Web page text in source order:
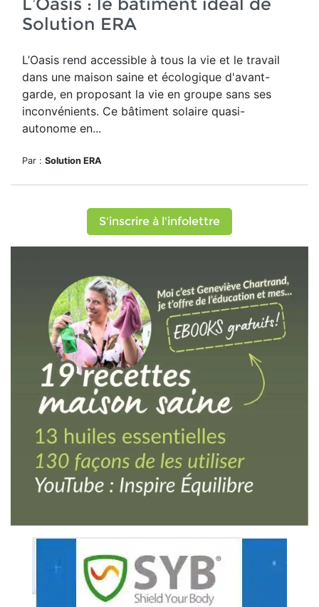
Solution ERA
L’Oasis rend accessible à tous la vie et le travail
dans une maison saine et écologique d'avant-
garde, en proposant la vie en groupe sans ses
inconvénients. Ce bâtiment solaire quasi-
autonome en...
Par : Solution ERA
S'inscrire à l'infolettre